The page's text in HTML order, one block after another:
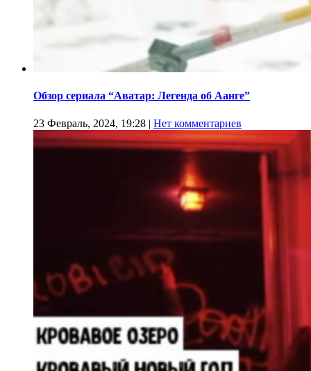
Обзор сериала “Аватар: Легенда об Аанге”
23 Февраль, 2024, 19:28 | Нет комментариев